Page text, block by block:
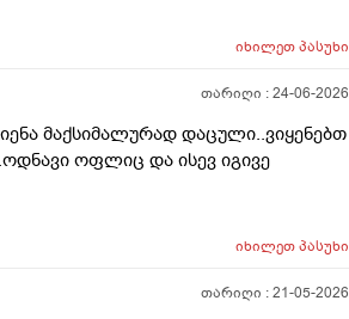
. სხვადასხვა ვერსია მესმის ,
იხილეთპასუხი
თარიღი :24-06-2026
მაქსიმალურად დაცული..ვიყენებთ
ოფლიც და ისევ იგივე
იხილეთპასუხი
თარიღი :21-05-2026